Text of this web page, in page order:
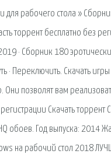
для рабочего стола »
торрент бесплатно без
· Сборник 180
· Переключить. Скачать
позволят вам
Скачать
обоев. Год выпуска:
на рабочий стол 2018